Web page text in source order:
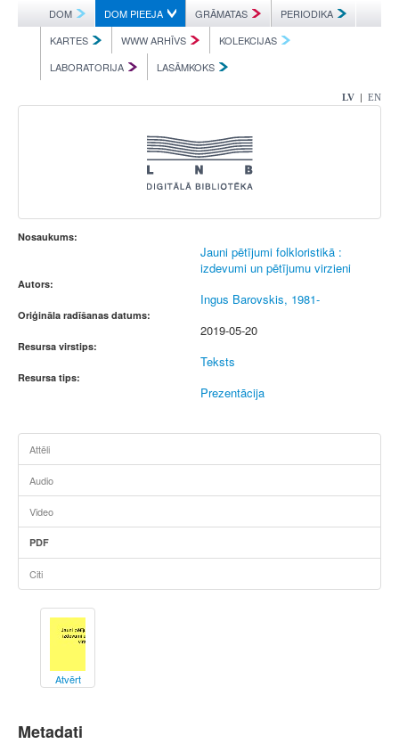
DOM DOM PIEEJA GRĀMATAS
PERIODIKA
KARTES
WWW ARHĪVS
KOLEKCIJAS
LABORATORIJA
LASĀMKOKS
LV | EN
Nosaukums:
Jauni pētījumi folkloristikā :
izdevumi un pētījumu virzieni
Autors:
Ingus Barovskis, 1981-
Oriģināla radīšanas datums:
2019-05-20
Resursa virstips:
Teksts
Resursa tips:
Prezentācija
Attēli
Audio
Video
PDF
Citi
Atvērt
Metadati